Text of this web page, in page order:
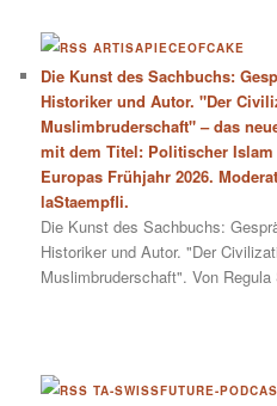
ARTISAPIECEOFCAKE
Die Kunst des Sachbuchs:
Historiker und Autor. "Der
Muslimbruderschaft" – das
mit dem Titel: Politischer
Europas Frühjahr 2026.
laStaempfli.
Die Kunst des Sachbuchs:
Historiker und Autor. "Der
Muslimbruderschaft". Von
TA-SWISSFUTURE-